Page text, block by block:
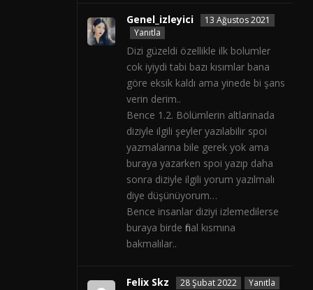
Genel_izleyici
13 Ağustos 2021
Yanıtla
Dizi güzeldi özellikle ilk bolumler
cok iyiydi tabi bazı kısımlar bana
göre eksik kaldı ama yinede bi şans
verin derim..
Bence 1.2. Bölümlerin altlarinada
diziyle ilgili şeyler yazılabilir spoi
yazmalarına bile gerek yok ama
buraya yazarken spoi yazıp daha
sonra diziyle ilgili yorum yazılmalı
diye düşünüyorum…
Bence insanlar diziyi izlemedilerse
buraya birde final kısmına
bakmalılar..
Felix Skz 28 Şubat 2022 Yanıtla